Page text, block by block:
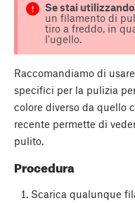
Se stai
un filamento di
tiro a freddo, in
l'ugello.
Raccomandiamo di
specifici per la pulizia
colore diverso da quello
recente permette di
pulito.
Procedura
Scarica qualunque